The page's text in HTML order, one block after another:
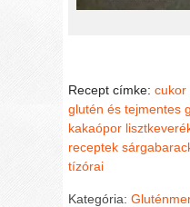
Recept címke:cukor
glutén és tejmentes
kakaópor
receptek
tízórai
Kategória: